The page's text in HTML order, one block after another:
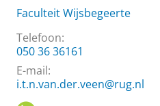
Faculteit Wijsbegeerte
Telefoon:
050 36 36161
E-mail:
i.t.n.van.der.veen@rug.nl